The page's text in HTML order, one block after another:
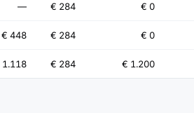
— € 284 € 0
€ 448 € 284 € 0
1.118 € 284 € 1.200